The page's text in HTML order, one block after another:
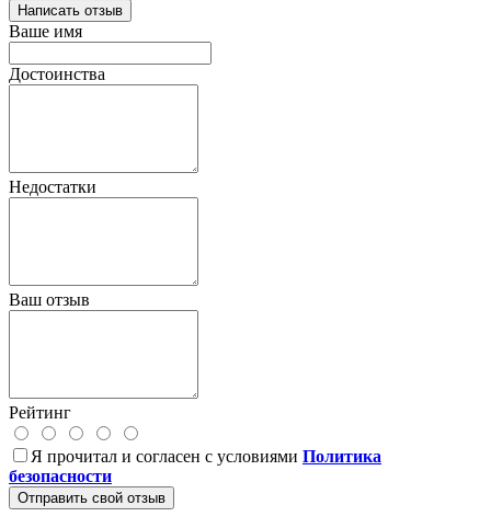
Написать отзыв
Ваше имя
Достоинства
Недостатки
Ваш отзыв
Рейтинг
Я прочитал и согласен с условиями Политика
безопасности
Отправить свой отзыв